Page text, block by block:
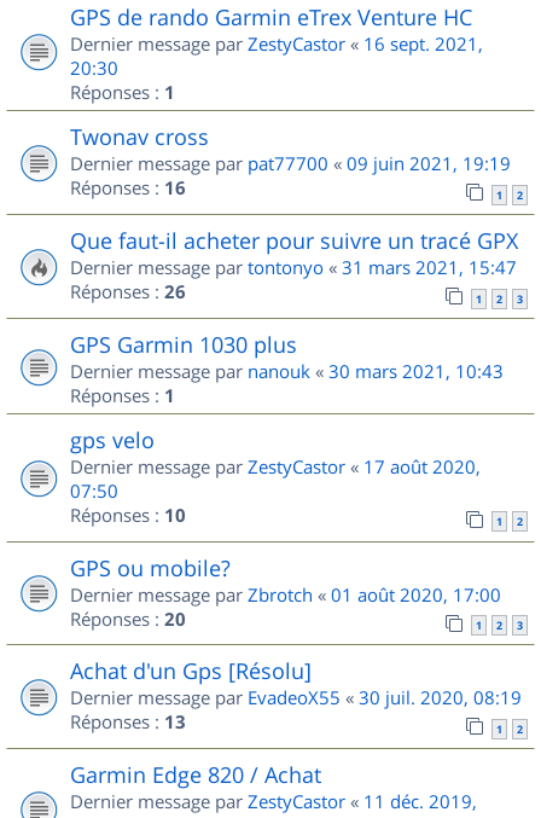
GPS de rando Garmin eTrex Venture HC
Dernier message par ZestyCastor « 16 sept. 2021,
20:30
Réponses : 1
Twonav cross
Dernier message par pat77700 « 09 juin 2021, 19:19
Réponses : 16 1 2
Que faut-il acheter pour suivre un tracé GPX
Dernier message par tontonyo « 31 mars 2021, 15:47
Réponses : 26 1 2 3
GPS Garmin 1030 plus
Dernier message par nanouk « 30 mars 2021, 10:43
Réponses : 1
gps velo
Dernier message par ZestyCastor « 17 août 2020,
07:50
Réponses : 10 1 2
GPS ou mobile?
Dernier message par Zbrotch « 01 août 2020, 17:00
Réponses : 20 1 2 3
Achat d'un Gps [Résolu]
Dernier message par EvadeoX55 « 30 juil. 2020, 08:19
Réponses : 13 1 2
Garmin Edge 820 / Achat
Dernier message par ZestyCastor « 11 déc. 2019,